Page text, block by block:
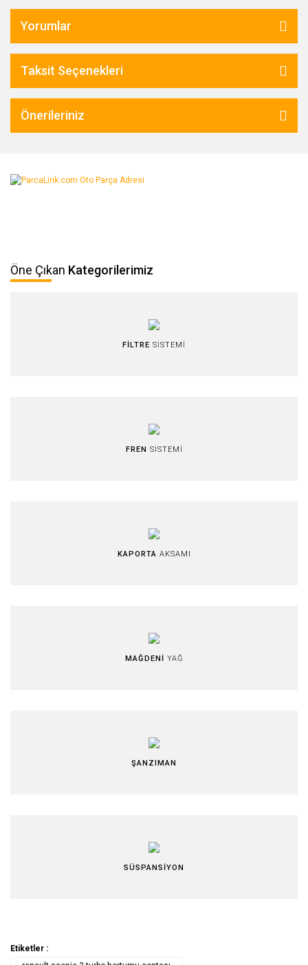
Yorumlar
Taksit Seçenekleri
Önerileriniz
Öne Çıkan Kategorilerimiz
FİLTRE SİSTEMİ
FREN SİSTEMİ
KAPORTA AKSAMI
MAĞDENİ YAĞ
ŞANZIMAN
SÜSPANSİYON
Etiketler :